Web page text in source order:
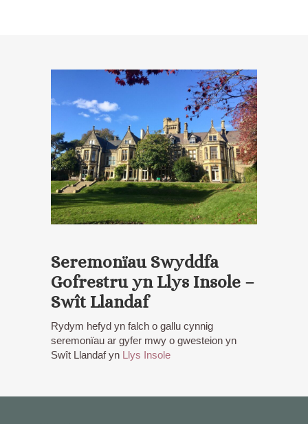
Seremonïau Swyddfa
Gofrestru yn Llys Insole –
Swît Llandaf
Rydym hefyd yn falch o gallu cynnig
seremonïau ar gyfer mwy o gwesteion yn
Swît Llandaf yn Llys Insole